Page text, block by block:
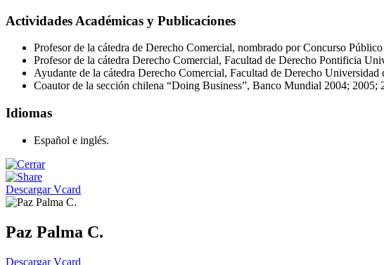
Actividades Académicas y Publicaciones
Profesor de la cátedra de Derecho Comercial, nombrado por Concurso
Profesor de la cátedra Derecho Comercial, Facultad de Derecho Pontificia
Ayudante de la cátedra Derecho Comercial, Facultad de Derecho Universidad
Coautor de la sección chilena “Doing Business”, Banco Mundial 2004; 2005;
Idiomas
Español e inglés.
Descargar Vcard
Paz Palma C.
Descargar Vcard